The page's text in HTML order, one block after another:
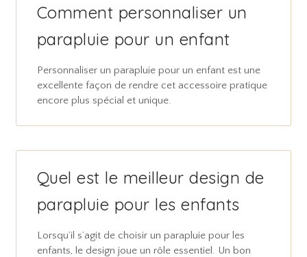
Comment personnaliser un
parapluie pour un enfant
Personnaliser un parapluie pour un enfant est une
excellente façon de rendre cet accessoire pratique
encore plus spécial et unique.
Quel est le meilleur design de
parapluie pour les enfants
Lorsqu’il s’agit de choisir un parapluie pour les
enfants, le design joue un rôle essentiel. Un bon